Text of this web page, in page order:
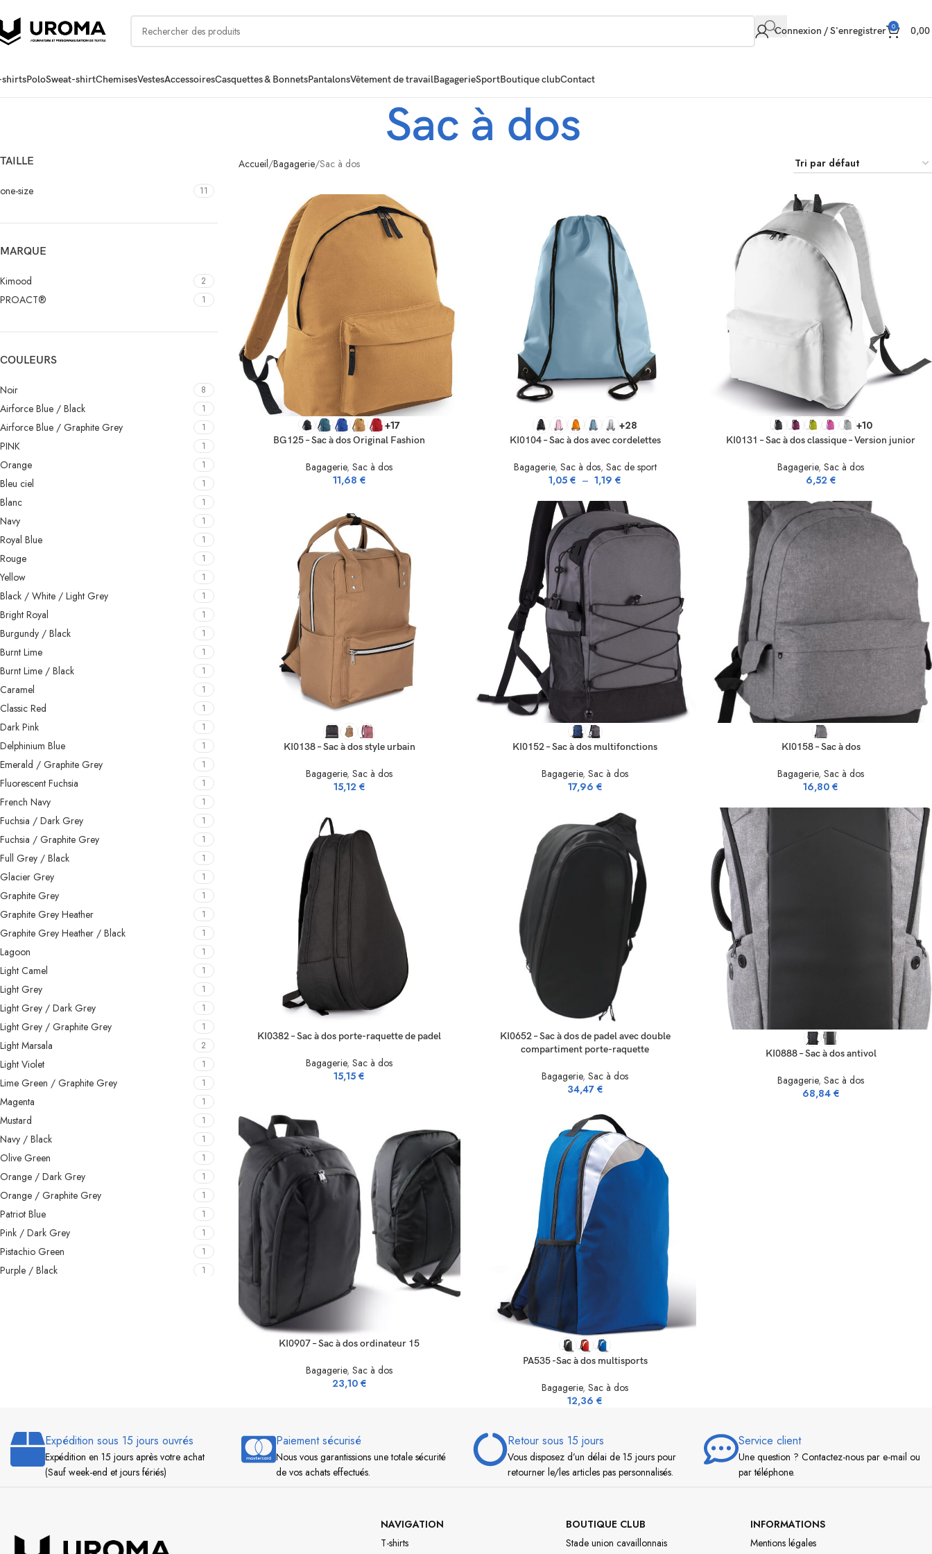
Connexion / S'enregistrer 0 0,00
shirtsPoloSweat-shirtChemisesVestesAccessoiresCasquettes & BonnetsPantalonsVêtement de travailBagagerieSportBoutique clubContact
Sac à dos
TAILLE
one-size 11
MARQUE
Kimood 2
PROACT® 1
COULEURS
Noir 8
Airforce Blue / Black 1
Airforce Blue / Graphite Grey 1
PINK 1
Orange 1
Bleu ciel 1
Blanc 1
Navy 1
Royal Blue 1
Rouge 1
Yellow 1
Black / White / Light Grey 1
Bright Royal 1
Burgundy / Black 1
Burnt Lime 1
Burnt Lime / Black 1
Caramel 1
Classic Red 1
Dark Pink 1
Delphinium Blue 1
Emerald / Graphite Grey 1
Fluorescent Fuchsia 1
French Navy 1
Fuchsia / Dark Grey 1
Fuchsia / Graphite Grey 1
Full Grey / Black 1
Glacier Grey 1
Graphite Grey 1
Graphite Grey Heather 1
Graphite Grey Heather / Black 1
Lagoon 1
Light Camel 1
Light Grey 1
Light Grey / Dark Grey 1
Light Grey / Graphite Grey 1
Light Marsala 2
Light Violet 1
Lime Green / Graphite Grey 1
Magenta 1
Mustard 1
Navy / Black 1
Olive Green 1
Orange / Dark Grey 1
Orange / Graphite Grey 1
Patriot Blue 1
Pink / Dark Grey 1
Pistachio Green 1
Purple / Black 1
Sky Blue / Navy
Spicy Orange 1
Surf Blue / Graphite Grey
Yellow / Dark Grey
Yellow / Graphite Grey
Accueil Bagagerie Sac à dos
SELECT OPTIONS +17
BG125 – Sac à dos Original Fashion
Bagagerie,Sac à dos
11,68 €
SELECT OPTIONS +28
KI0104 – Sac à dos avec cordelettes
Bagagerie, Sac à dos, Sac de sport
1,05€ – 1,19€
SELECT OPTIONS +10
KI0131 – Sac à dos classique – Version junior
Bagagerie,Sac à dos
6,52 €
KI0138 – Sac à dos style urbain
Bagagerie,Sac à dos
15,12 €
KI0152 – Sac à dos multifonctions
Bagagerie,Sac à dos
17,96 €
KI0158 – Sac à dos
Bagagerie,Sac à dos
16,80€
SELECT OPTIONS
KI0382 – Sac à dos porte-raquette de padel
Bagagerie,Sac à dos
15,15€
SELECT OPTIONS
KI0652 – Sac à dos de padel avec double
compartiment porte-raquette
Bagagerie,Sac à dos
34,47 €
KI0888 – Sac à dos antivol
Bagagerie,Sac à dos
68,84 €
SELECT OPTIONSKI0907 – Sac à dos ordinateur 15
Bagagerie,Sac à dos
23,10 €
PA535 -Sac à dos multisports
Bagagerie,Sac à dos
12,36€
Expédition sous 15 jours ouvrés
Expédition en 15 jours après votre achat
(Sauf week-end et jours fériés)
Paiement sécurisé
Nous vous garantissions une totale sécurité
de vos achats effectués.
Retour sous 15 jours
Vous disposez d’un délai de 15 jours pour
retourner le/les articles pas personnalisés.
Service client
Une question ? Contactez-nous par e-mail ou
par téléphone.
NAVIGATION
T-shirts
BOUTIQUE CLUB
Stade union cavaillonnais
INFORMATIONS
Mentions légales